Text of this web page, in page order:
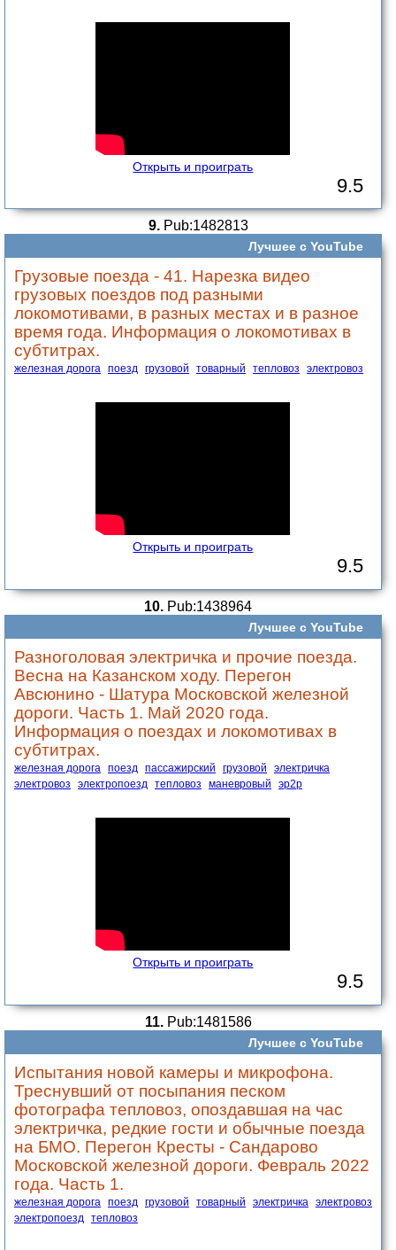
Открыть и проиграть
9.5
9.Pub:1482813
Лучшее с YouTube
Грузовые поезда - 41. Нарезка видео
грузовых поездов под разными
локомотивами, в разных местах и в разное
время года. Информация о локомотивах в
субтитрах.
железная дорога поезд грузовой товарный тепловоз электровоз
Открыть и проиграть
9.5
10. Pub:1438964
Лучшее с YouTube
Разноголовая электричка и прочие поезда.
Весна на Казанском ходу. Перегон
Авсюнино - Шатура Московской железной
дороги. Часть 1. Май 2020 года.
Информация о поездах и локомотивах в
субтитрах.
железная дорога поезд пассажирский грузовой
электричка
электровоз
электропоезд тепловоз маневровый эр2р
Открыть и проиграть
9.5
11.Pub:1481586
Лучшее с YouTube
Испытания новой камеры и микрофона.
Треснувший от посыпания песком
фотографа тепловоз, опоздавшая на час
электричка, редкие гости и обычные поезда
на БМО. Перегон Кресты - Сандарово
Московской железной дороги. Февраль 2022
года. Часть 1.
железная дорога поезд грузовой товарный электричка электровоз
электропоезд тепловоз